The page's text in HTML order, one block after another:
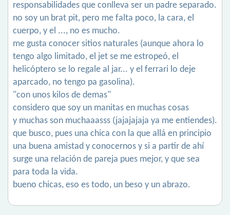
responsabilidades que conlleva ser un padre separado.
no soy un brat pit, pero me falta poco, la cara, el
cuerpo, y el ..., no es mucho.
me gusta conocer sitios naturales (aunque ahora lo
tengo algo limitado, el jet se me estropeó, el
helicóptero se lo regale al jar... y el ferrari lo deje
aparcado, no tengo pa gasolina).
"con unos kilos de demas"
considero que soy un manitas en muchas cosas
y muchas son muchaaasss (jajajajaja ya me entiendes).
que busco, pues una chica con la que allá en principio
una buena amistad y conocernos y si a partir de ahí
surge una relación de pareja pues mejor, y que sea
para toda la vida.
bueno chicas, eso es todo, un beso y un abrazo.